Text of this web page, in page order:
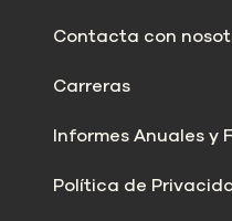
Contacta con
Carreras
Informes Anuales y
Política de